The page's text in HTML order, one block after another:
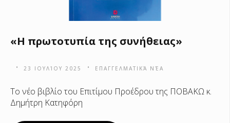
«Η πρωτοτυπία της συνήθειας»
23 ΙΟΥΛΊΟΥ 2025 ΕΠΑΓΓΕΛΜΑΤΙΚΆ ΝΈΑ
Το νέο βιβλίο του Επιτίμου Προέδρου της ΠΟΒΑΚΩ κ.
Δημήτρη Κατηφόρη